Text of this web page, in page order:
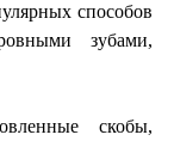
способов
зубами,
скобы,